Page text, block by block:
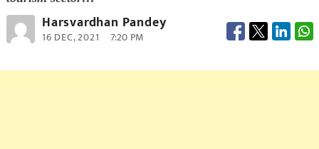
Harsvardhan Pandey
16 DEC, 2021 7:20 PM